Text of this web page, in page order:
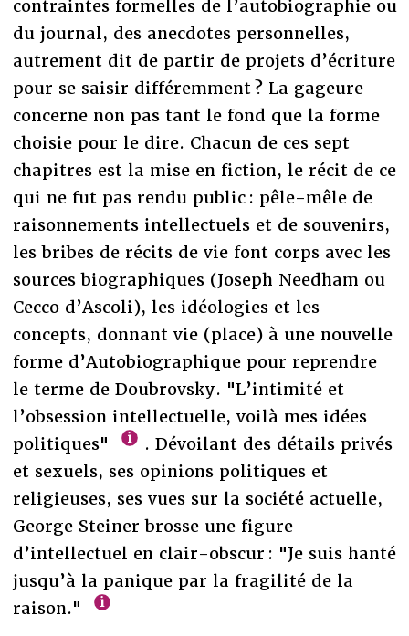
contraintes formelles de l’autobiographie ou
du journal, des anecdotes personnelles,
autrement dit de partir de projets d’écriture
pour se saisir différemment ? La gageure
concerne non pas tant le fond que la forme
choisie pour le dire. Chacun de ces sept
chapitres est la mise en fiction, le récit de ce
qui ne fut pas rendu public : pêle-mêle de
raisonnements intellectuels et de souvenirs,
les bribes de récits de vie font corps avec les
sources biographiques (Joseph Needham ou
Cecco d’Ascoli), les idéologies et les
concepts, donnant vie (place) à une nouvelle
forme d’Autobiographique pour reprendre
le terme de Doubrovsky. "L’intimité et
l’obsession intellectuelle, voilà mes idées
politiques"
. Dévoilant des détails privés
et sexuels, ses opinions politiques et
religieuses, ses vues sur la société actuelle,
George Steiner brosse une figure
d’intellectuel en clair-obscur : "Je suis hanté
jusqu’à la panique par la fragilité de la
raison."